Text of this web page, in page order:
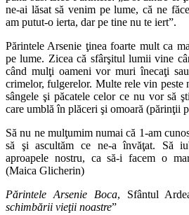
ne-ai lăsat să venim pe lume, că ne
am putut-o ierta, dar pe tine nu te iert”.
Părintele Arsenie ţinea foarte mult ca
pe lume. Zicea că sfârşitul lumii vine
când mulţi oameni vor muri înecaţi
crimelor, fulgerelor. Multe rele vin peste
sângele şi păcatele celor ce nu vor să
care umblă în plăceri şi omoară (părinţii
Să nu ne mulţumim numai că 1-am
să şi ascultăm ce ne-a învăţat. Să
aproapele nostru, ca să-i facem o
(Maica Glicherin)
Părintele Arsenie Boca, Sfântul
schimbării vieţii noastre”